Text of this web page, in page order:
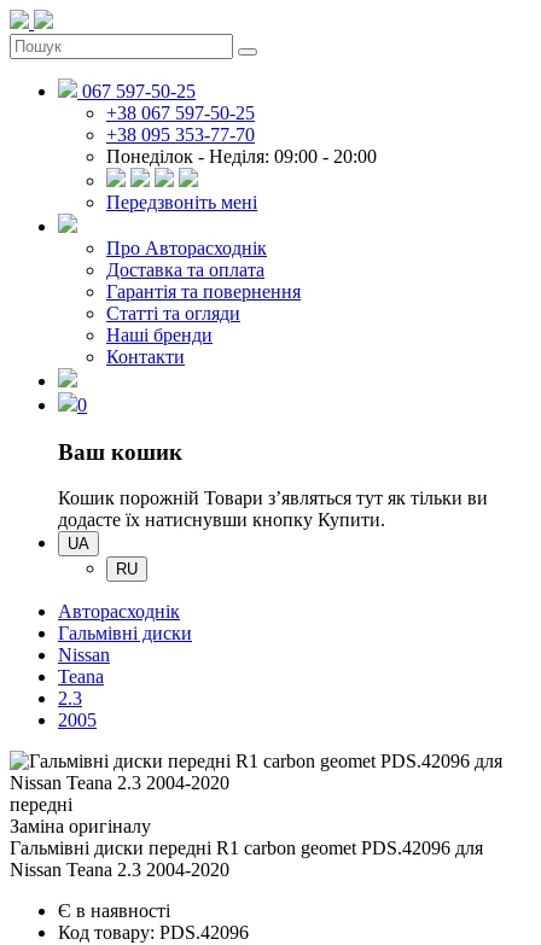
067 597-50-25
+38 067 597-50-25
+38 095 353-77-70
Понеділок - Неділя: 09:00 - 20:00
Передзвоніть мені
Про Авторасходнік
Доставка та оплата
Гарантія та повернення
Статті та огляди
Наші бренди
Контакти
0
Ваш кошик
Кошик порожній Товари зʼявляться тут як тільки ви
додасте їх натиснувши кнопку Купити.
UA
RU
Авторасходнік
Гальмівні диски
Nissan
Teana
2.3
2005
передні
Заміна оригіналу
Гальмівні диски передні R1 carbon geomet PDS.42096 для
Nissan Teana 2.3 2004-2020
Є в наявності
Код товару: PDS.42096